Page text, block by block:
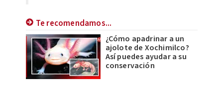
Te recomendamos...
¿Cómo apadrinar a un
ajolote de Xochimilco?
Así puedes ayudar a su
conservación